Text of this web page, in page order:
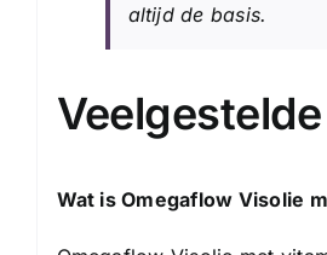
altijd de basis.
Wat is Omegaflow Visolie